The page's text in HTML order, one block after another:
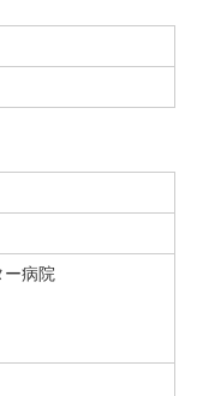
ー病院